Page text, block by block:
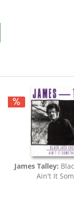
James Talley:
Ain't It